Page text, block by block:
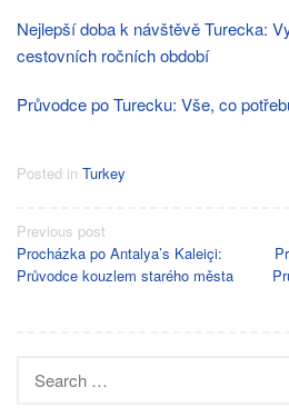
Nejlepší doba k návštěvě Turecka:
cestovních ročních období
Průvodce po Turecku: Vše, co
Posted in Turkey
Post
navigation
Previous post
Procházka po Antalya’s Kaleiçi:
Průvodce kouzlem starého města
for: